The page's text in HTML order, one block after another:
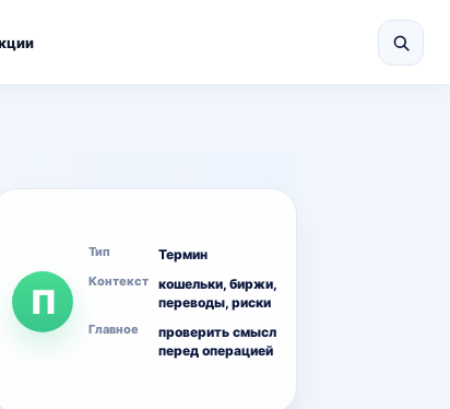
П
Тип Термин
Контекст
кошельки, биржи,
переводы, риски
Главное
проверить смысл
перед операцией